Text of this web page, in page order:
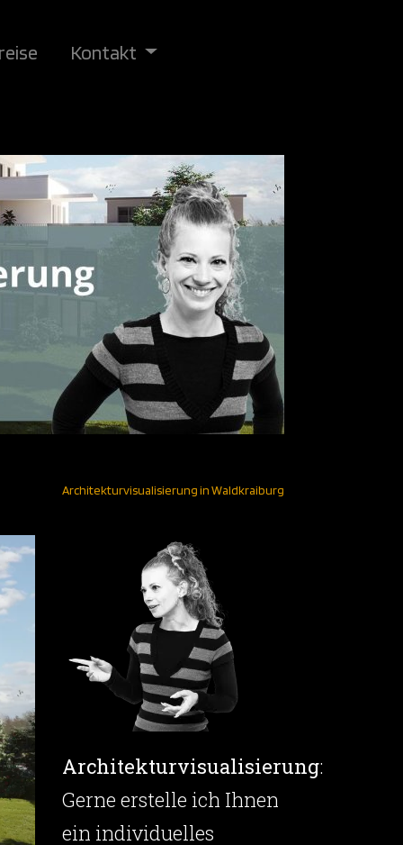
Kontakt
Architekturvisualisierung in Waldkraiburg
Architekturvisualisierung:
Gerne erstelle ich Ihnen
ein individuelles